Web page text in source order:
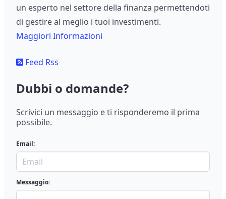
un esperto nel settore della finanza permettendoti
di gestire al meglio i tuoi investimenti.
Maggiori Informazioni
Feed Rss
Dubbi o domande?
Scrivici un messaggio e ti risponderemo il prima
possibile.
Email:
Messaggio: